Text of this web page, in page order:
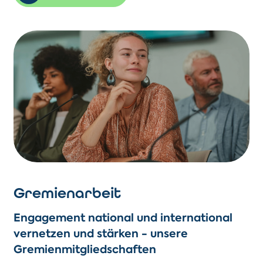
Gremienarbeit
Engagement national und international
vernetzen und stärken - unsere
Gremienmitgliedschaften